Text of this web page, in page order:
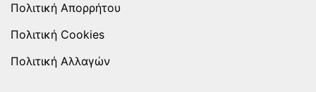
Πολιτική Απορρήτου
Πολιτική Cookies
Πολιτική Αλλαγών